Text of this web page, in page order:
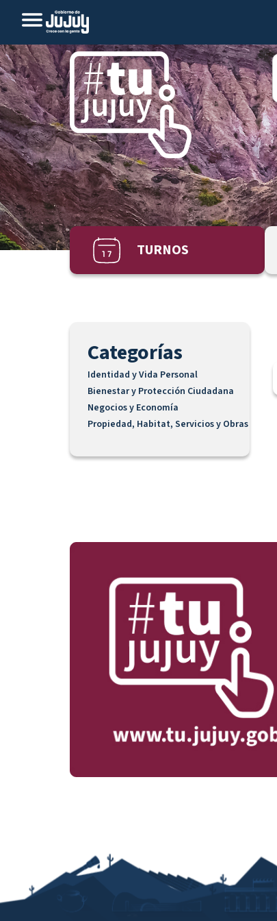
TURNOS
Categorías
Identidad y Vida Personal
Bienestar y Protección Ciudadana
Negocios y Economía
Propiedad, Habitat, Servicios y Obras